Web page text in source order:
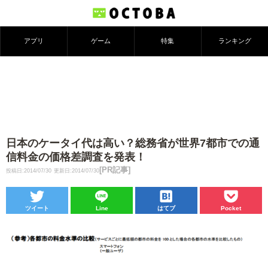
アプリ ゲーム 特集 ランキング
日本のケータイ代は高い？総務省が世界7都市での通
信料金の価格差調査を発表！
投稿日:2014/07/30 更新日:2014/07/30 [PR記事]
ツイート Line はてブ Pocket